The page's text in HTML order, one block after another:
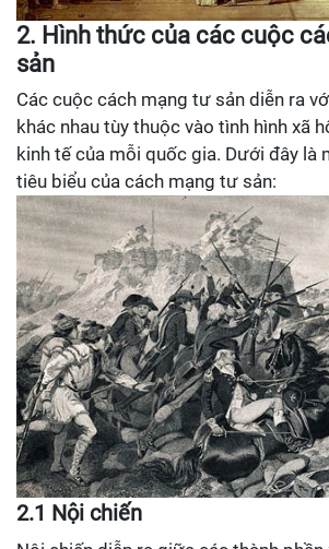
2. Hình thức của các cuộc
sản
Các cuộc cách mạng tư sản diễn ra
khác nhau tùy thuộc vào tình hình xã
kinh tế của mỗi quốc gia. Dưới đây là
tiêu biểu của cách mạng tư sản:
2.1 Nội chiến